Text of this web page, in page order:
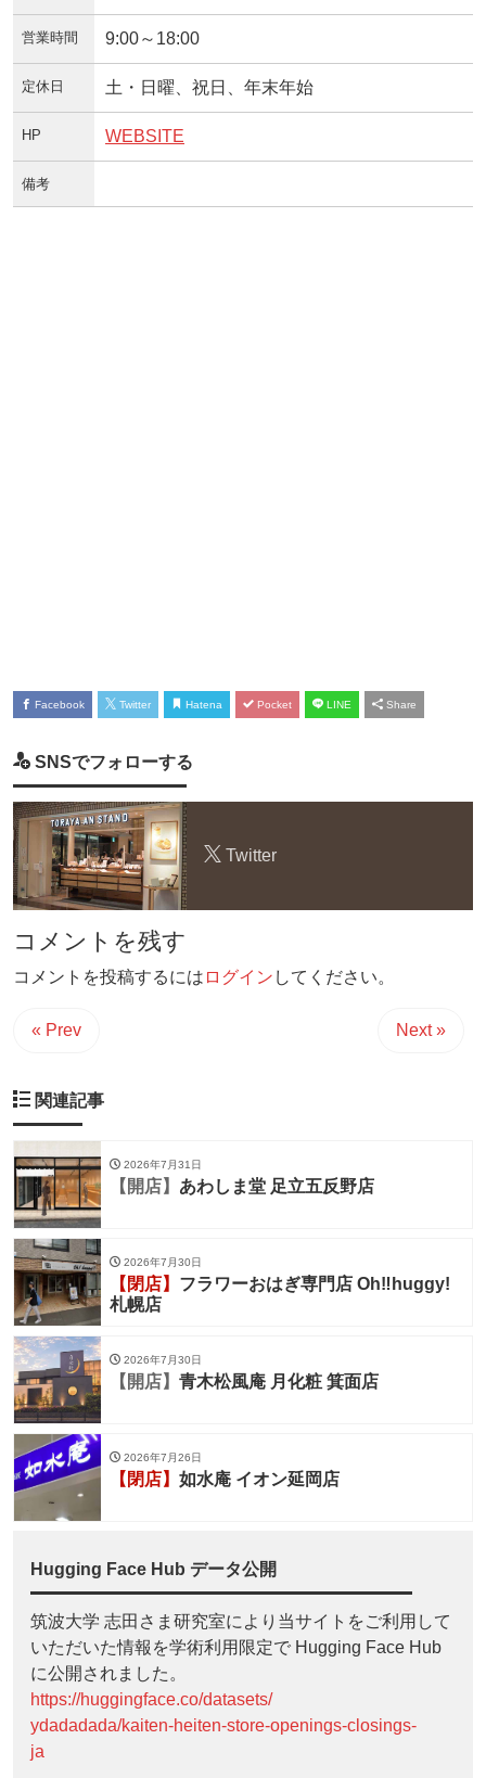
営業時間 9:00～18:00
定休日 土・日曜、祝日、年末年始
HP WEBSITE
備考
Facebook Twitter Hatena Pocket LINE Share
SNSでフォローする
Twitter
コメントを残す
コメントを投稿するには ログイン してください。
« Prev Next »
関連記事
2026年7月31日
【開店】 あわしま堂 足立五反野店
2026年7月30日
【閉店】 フラワーおはぎ専門店 Oh‼︎huggy!
札幌店
2026年7月30日
【開店】 青木松風庵 月化粧 箕面店
2026年7月26日
【閉店】 如水庵 イオン延岡店
Hugging Face Hub データ公開
筑波大学 志田さま研究室により当サイトをご利用して
いただいた情報を学術利用限定で Hugging Face Hub
に公開されました。
https://huggingface.co/datasets/
ydadadada/kaiten-heiten-store-openings-closings-
ja